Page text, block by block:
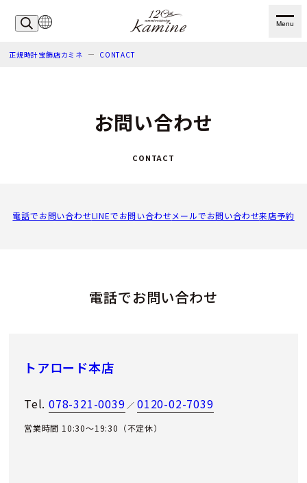
Menu
正規時計宝飾店カミネ CONTACT
お問い合わせ
CONTACT
電話でお問い合わせLINEでお問い合わせメールでお問い合わせ来店予約
電話でお問い合わせ
トアロード本店
Tel. 078-321-0039 ／0120-02-7039
営業時間 10:30～19:30（不定休）